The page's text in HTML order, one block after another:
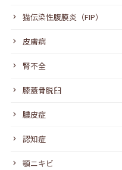
猫伝染性腹膜炎（FIP）
皮膚病
腎不全
膝蓋骨脱臼
膿皮症
認知症
顎ニキビ